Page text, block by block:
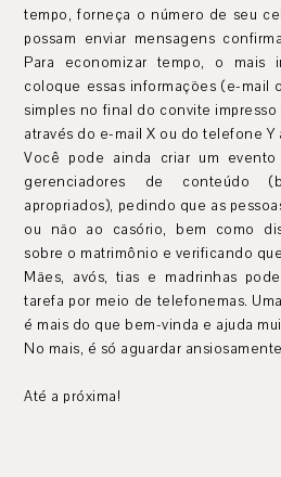
tempo, forneça o número de seu
possam enviar mensagens
Para economizar tempo, o mais
coloque essas informações (e-mail
simples no final do convite
através do e-mail X ou do telefone Y
Você pode ainda criar um
gerenciadores de conteúdo
apropriados), pedindo que as
ou não ao casório, bem como
sobre o matrimônio e verificando
Mães, avós, tias e madrinhas
tarefa por meio de telefonemas.
é mais do que bem-vinda e ajuda
No mais, é só aguardar
Até a próxima!